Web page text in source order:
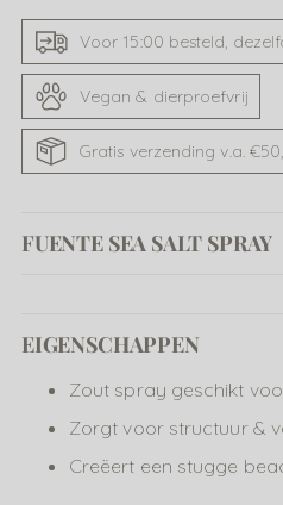
Voor 15:00 besteld,
Vegan & dierproefvrij
Gratis verzending v.a.
FUENTE SEA SALT SPRAY
toevoegen
aan
winkelwagen
EIGENSCHAPPEN
Zout spray geschikt
Zorgt voor structuur &
Creëert een stugge